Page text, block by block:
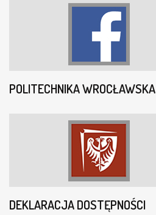
POLITECHNIKA WROCŁAWSKA
DEKLARACJA DOSTĘPNOŚCI